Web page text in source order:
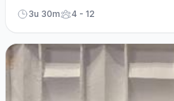
3u 30m 4 - 12